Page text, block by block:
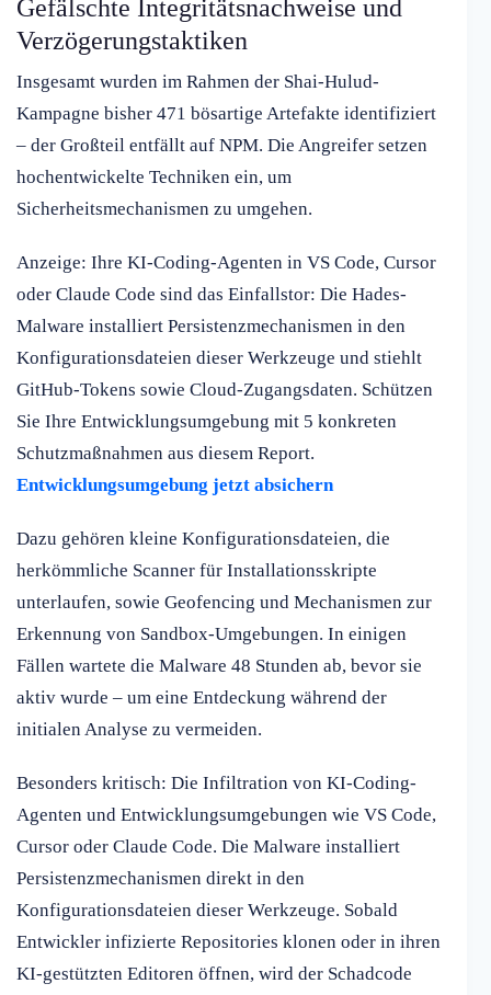
Gefälschte Integritätsnachweise und
Verzögerungstaktiken
Insgesamt wurden im Rahmen der Shai-Hulud-
Kampagne bisher 471 bösartige Artefakte identifiziert
– der Großteil entfällt auf NPM. Die Angreifer setzen
hochentwickelte Techniken ein, um
Sicherheitsmechanismen zu umgehen.
Anzeige: Ihre KI-Coding-Agenten in VS Code, Cursor
oder Claude Code sind das Einfallstor: Die Hades-
Malware installiert Persistenzmechanismen in den
Konfigurationsdateien dieser Werkzeuge und stiehlt
GitHub-Tokens sowie Cloud-Zugangsdaten. Schützen
Sie Ihre Entwicklungsumgebung mit 5 konkreten
Schutzmaßnahmen aus diesem Report.
Entwicklungsumgebung jetzt absichern
Dazu gehören kleine Konfigurationsdateien, die
herkömmliche Scanner für Installationsskripte
unterlaufen, sowie Geofencing und Mechanismen zur
Erkennung von Sandbox-Umgebungen. In einigen
Fällen wartete die Malware 48 Stunden ab, bevor sie
aktiv wurde – um eine Entdeckung während der
initialen Analyse zu vermeiden.
Besonders kritisch: Die Infiltration von KI-Coding-
Agenten und Entwicklungsumgebungen wie VS Code,
Cursor oder Claude Code. Die Malware installiert
Persistenzmechanismen direkt in den
Konfigurationsdateien dieser Werkzeuge. Sobald
Entwickler infizierte Repositories klonen oder in ihren
KI-gestützten Editoren öffnen, wird der Schadcode